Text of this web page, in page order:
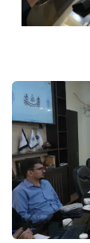
قبلی بعدی